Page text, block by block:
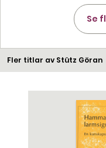
Se
Fler titlar av Stütz Göran